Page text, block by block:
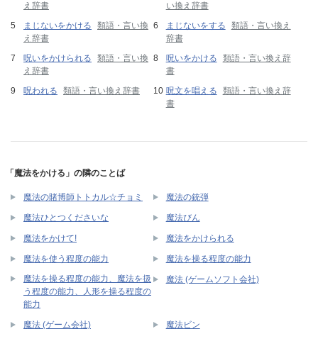
え辞書
い換え辞書
まじないをかける
類語・言い換
え辞書
まじないをする
類語・言い換え
辞書
呪いをかけられる
類語・言い換
え辞書
呪いをかける
類語・言い換え辞
書
呪われる
類語・言い換え辞書 呪文を唱える
類語・言い換え辞
書
「魔法をかける」の隣のことば
魔法の賭博師トトカル☆チョミ 魔法の銃弾
魔法ひとつくださいな 魔法びん
魔法をかけて! 魔法をかけられる
魔法を使う程度の能力
魔法を操る程度の能力
魔法を操る程度の能力、魔法を扱
う程度の能力、人形を操る程度の
能力
魔法 (ゲームソフト会社)
魔法 (ゲーム会社) 魔法ビン